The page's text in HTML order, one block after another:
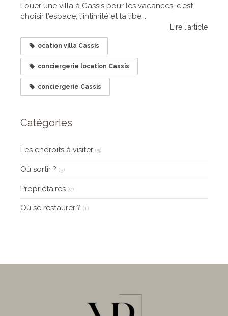
Louer une villa à Cassis pour les vacances, c'est
choisir l'espace, l'intimité et la libe...
Lire l'article
ocation villa Cassis
conciergerie location Cassis
conciergerie Cassis
Catégories
Les endroits à visiter (5)
Où sortir ? (3)
Propriétaires (9)
Où se restaurer ? (1)